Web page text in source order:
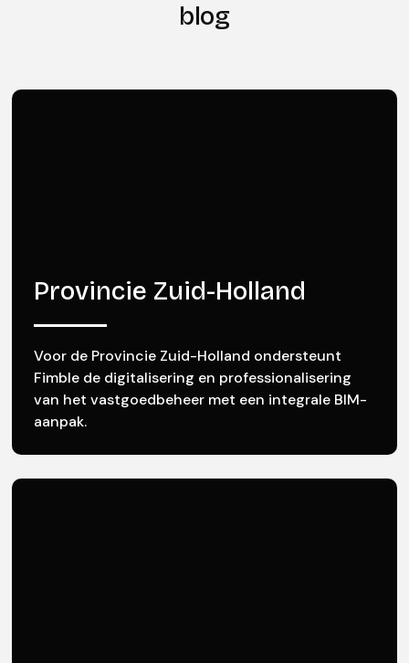
blog
Provincie Zuid-Holland
Voor de Provincie Zuid-Holland ondersteunt
Fimble de digitalisering en professionalisering
van het vastgoedbeheer met een integrale BIM-
aanpak.